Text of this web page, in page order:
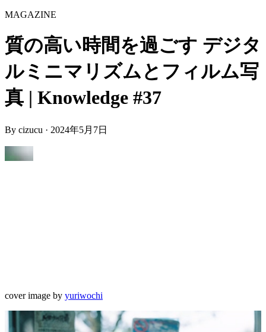
MAGAZINE
質の高い時間を過ごす デジタ
ルミニマリズムとフィルム写
真 | Knowledge #37
By cizucu · 2024年5月7日
cover image by yuriwochi